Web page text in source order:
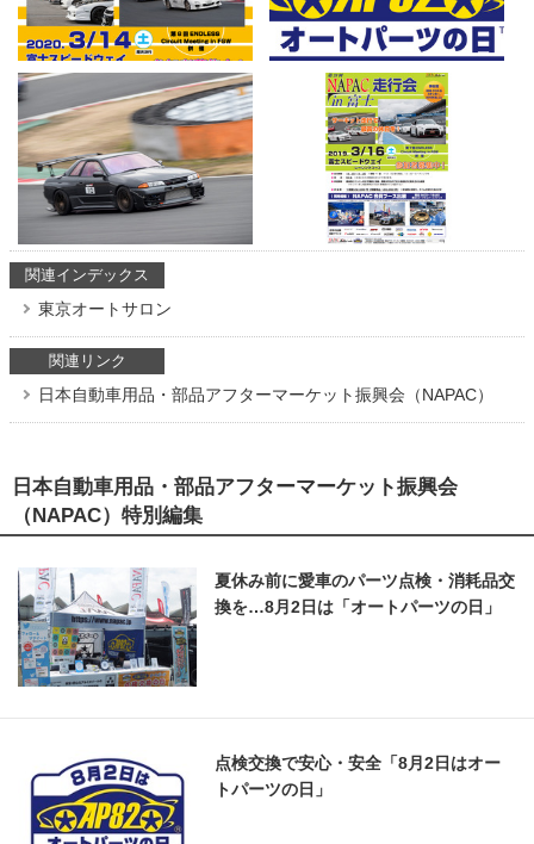
関連インデックス
東京オートサロン
関連リンク
日本自動車用品・部品アフターマーケット振興会（NAPAC）
日本自動車用品・部品アフターマーケット振興会
（NAPAC）特別編集
夏休み前に愛車のパーツ点検・消耗品交
換を…8月2日は「オートパーツの日」
点検交換で安心・安全「8月2日はオー
トパーツの日」